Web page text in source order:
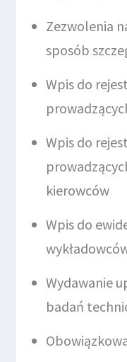
Zezwolenia
sposób
Wpis do
Wpis do
kierowców
Wpis do
Wydawanie
badań